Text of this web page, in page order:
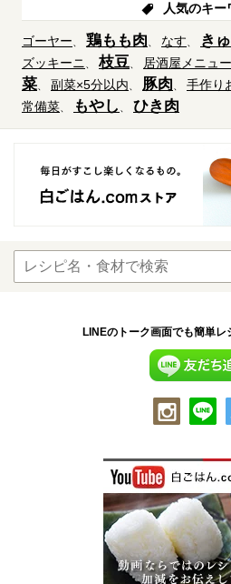
人気のキー
ゴーヤー 鶏もも肉 なす き
ズッキーニ 枝豆 居酒屋メニュー
菜
副菜×5分以内 豚肉 手作り
常備菜
もやし ひき肉
LINEのトーク画面でも簡単レ